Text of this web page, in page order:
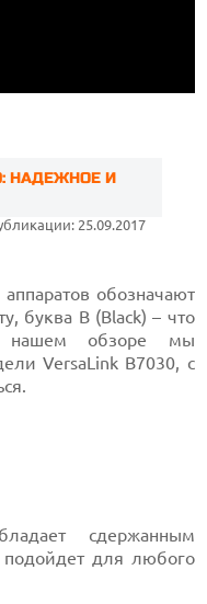
НАДЕЖНОЕ И
25.09.2017
обозначают
буква B (Black) – что
обзоре мы
VersaLink B7030, с
сдержанным
для любого